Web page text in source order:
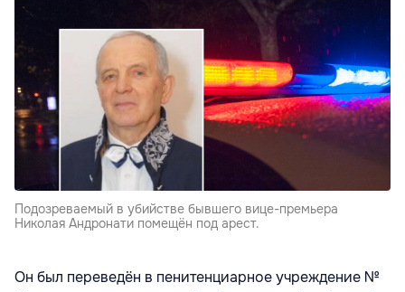
Подозреваемый в убийстве бывшего вице-премьера
Николая Андронати помещён под арест.
Он был переведён в пенитенциарное учреждение №